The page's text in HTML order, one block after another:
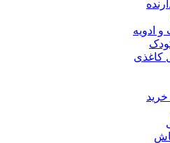
و ادویه
کاغذی